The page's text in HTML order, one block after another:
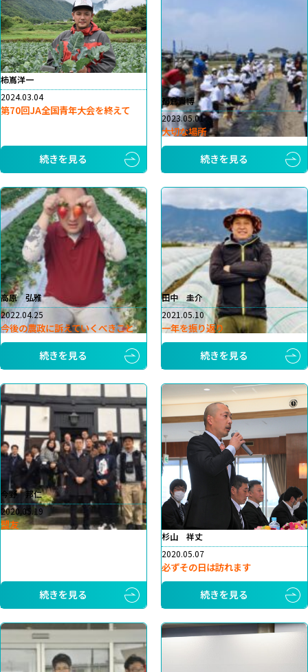
柿嶌洋一
2024.03.04
第70回JA全国青年大会を終えて
続きを見る
都倉貴博
2023.05.01
大切な場所
続きを見る
高原 弘雅
2022.04.25
今後の農政に訴えていくべきこと
続きを見る
田中 圭介
2021.05.10
一年を振り返り
続きを見る
今野 邦仁
2020.05.19
盟友
続きを見る
杉山 祥丈
2020.05.07
必ずその日は訪れます
続きを見る